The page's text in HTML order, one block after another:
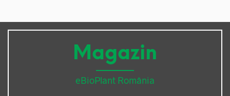
Magazin
eBioPlant România